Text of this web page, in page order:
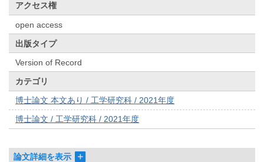
アクセス権
open access
出版タイプ
Version of Record
カテゴリ
博士論文 本文あり / 工学研究科 / 2021年度
博士論文 / 工学研究科 / 2021年度
論文詳細を表示